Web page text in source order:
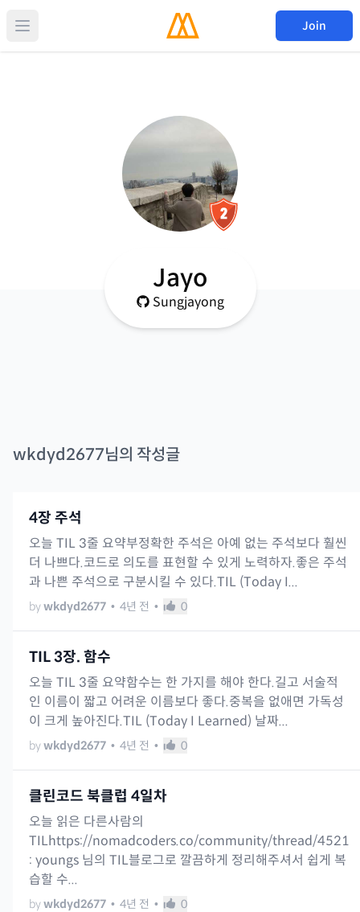
Join
Jayo
Sungjayong
wkdyd2677님의 작성글
4장 주석
오늘 TIL 3줄 요약부정확한 주석은 아예 없는 주석보다 훨씬
더 나쁘다.코드로 의도를 표현할 수 있게 노력하자.좋은 주석
과 나쁜 주석으로 구분시킬 수 있다.TIL (Today I...
bywkdyd2677 • 4년 전 • 0
TIL 3장. 함수
오늘 TIL 3줄 요약함수는 한 가지를 해야 한다.길고 서술적
인 이름이 짧고 어려운 이름보다 좋다.중복을 없애면 가독성
이 크게 높아진다.TIL (Today I Learned) 날짜...
bywkdyd2677 • 4년 전 • 0
클린코드 북클럽 4일차
오늘 읽은 다른사람의
TILhttps://nomadcoders.co/community/thread/4521
: youngs 님의 TIL블로그로 깔끔하게 정리해주셔서 쉽게 복
습할 수...
bywkdyd2677 • 4년 전 • 0